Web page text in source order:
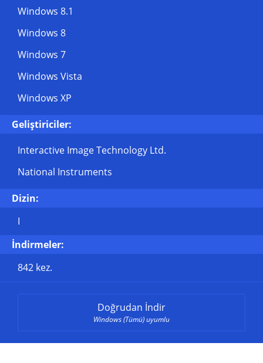
Windows 8.1
Windows 8
Windows 7
Windows Vista
Windows XP
Geliştiriciler:
Interactive Image Technology Ltd.
National Instruments
Dizin:
I
İndirmeler:
842 kez.
Doğrudan İndir
Windows (Tümü) uyumlu